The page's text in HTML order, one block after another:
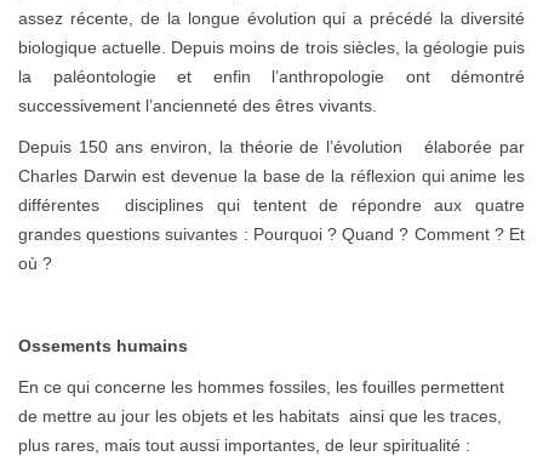
assez récente, de la longue évolution qui a précédé la diversité
biologique actuelle. Depuis moins de trois siècles, la géologie puis
la paléontologie et enfin l’anthropologie ont démontré
successivement l’ancienneté des êtres vivants.
Depuis 150 ans environ, la théorie de l’évolution élaborée par
Charles Darwin est devenue la base de la réflexion qui anime les
différentes disciplines qui tentent de répondre aux quatre
grandes questions suivantes : Pourquoi ? Quand ? Comment ? Et
où ?
Ossements humains
En ce qui concerne les hommes fossiles, les fouilles permettent
de mettre au jour les objets et les habitats ainsi que les traces,
plus rares, mais tout aussi importantes, de leur spiritualité :